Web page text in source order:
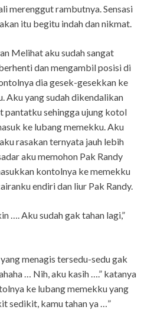
merenggut rambutnya. Sensasi
itu begitu indah dan nikmat.
Melihat aku sudah sangat
dan mengambil posisi di
dia gesek-gesekkan ke
Aku yang sudah dikendalikan
pantatku sehingga ujung kotol
ke lubang memekku. Aku
rasakan ternyata jauh lebih
aku memohon Pak Randy
kontolnya ke memekku
endiri dan liur Pak Randy.
…. Aku sudah gak tahan lagi,”
menagis tersedu-sedu gak
… Nih, aku kasih ….” katanya
ke lubang memekku yang
sedikit, kamu tahan ya …”